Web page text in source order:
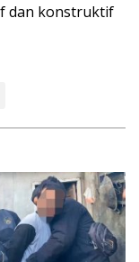
dan konstruktif